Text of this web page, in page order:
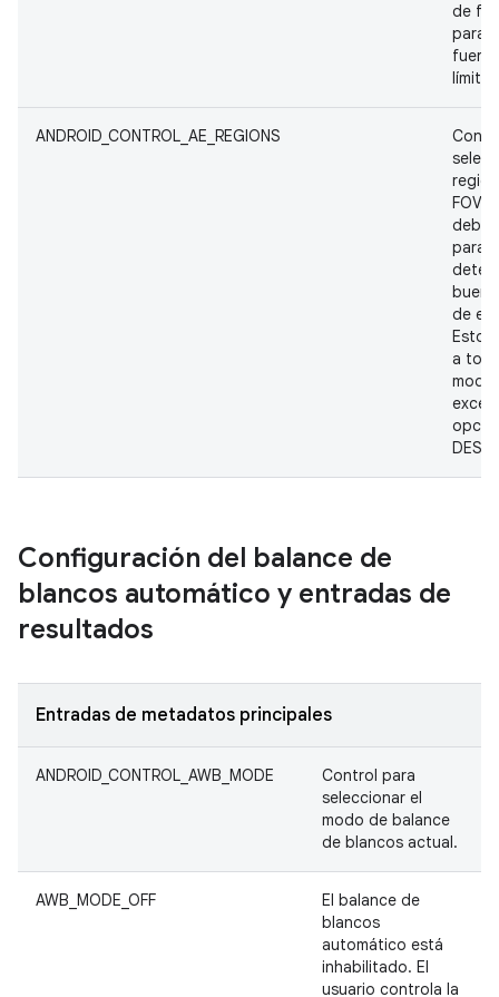
de
para
fuera
ANDROID_CONTROL_AE_REGIONS
FOV
para
de
Esto
a
Configuración del balance de
blancos automático y entradas de
resultados
Entradas de metadatos principales
ANDROID_CONTROL_AWB_MODE
Control para
seleccionar el
modo de balance
de blancos actual.
AWB_MODE_OFF
El balance de
blancos
automático está
inhabilitado. El
usuario controla la